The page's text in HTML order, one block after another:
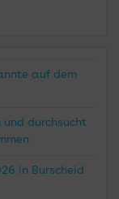
auf dem
und durchsucht
in Burscheid